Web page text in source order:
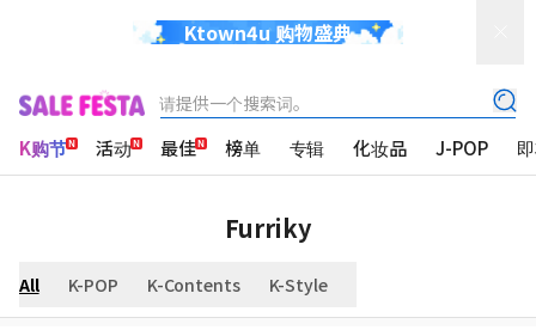
Ktown4u 购物盛典
请提供一个搜索词。
K购节 活动 最佳 榜单 专辑 化妆品 J-POP
Furriky
All K-POP K-Contents K-Style